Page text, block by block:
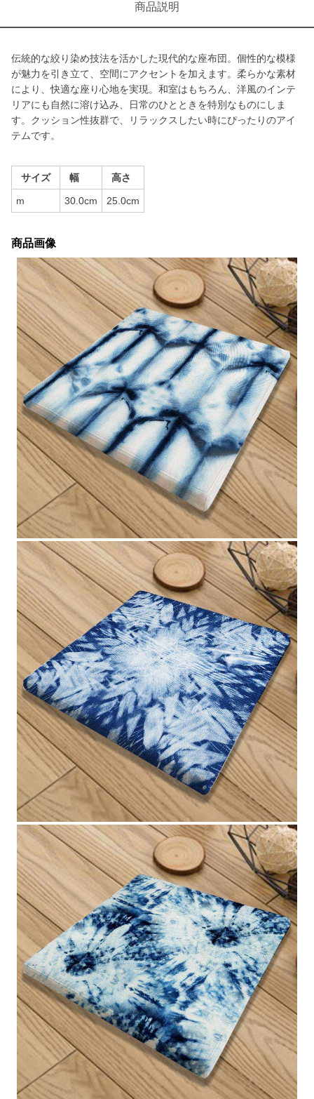
商品説明
伝統的な絞り染め技法を活かした現代的な座布団。個性的な模様
が魅力を引き立て、空間にアクセントを加えます。柔らかな素材
により、快適な座り心地を実現。和室はもちろん、洋風のインテ
リアにも自然に溶け込み、日常のひとときを特別なものにしま
す。クッション性抜群で、リラックスしたい時にぴったりのアイ
テムです。
サイズ 幅 高さ
m 30.0cm 25.0cm
商品画像